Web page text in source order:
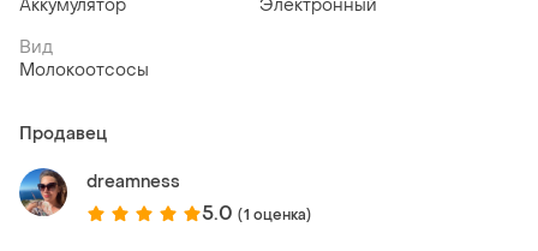
Аккумулятор
Электронный
Вид
Молокоотсосы
Продавец
dreamness
5.0 (1 оценка)